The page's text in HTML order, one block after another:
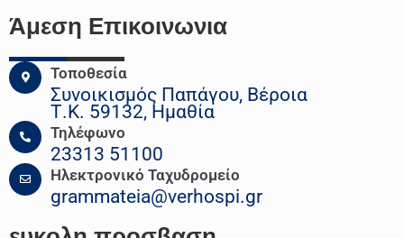
Άμεση Επικοινωνια
Τοποθεσία
Συνοικισμός Παπάγου, Βέροια
Τ.Κ. 59132, Ημαθία
Τηλέφωνο
23313 51100
Ηλεκτρονικό Ταχυδρομείο
grammateia@verhospi.gr